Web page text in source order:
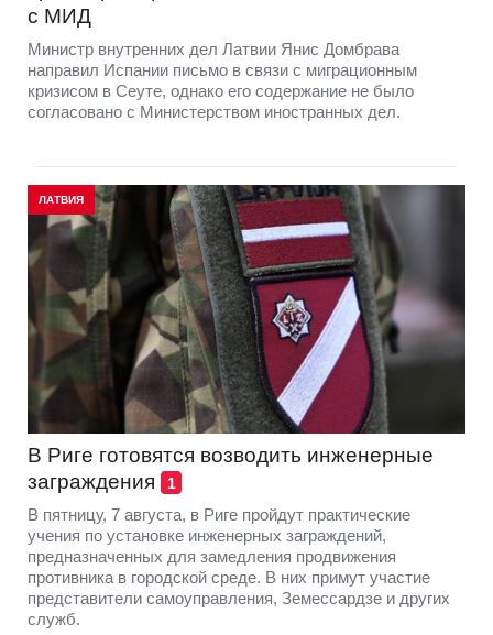
с МИД
Министр внутренних дел Латвии Янис Домбрава
направил Испании письмо в связи с миграционным
кризисом в Сеуте, однако его содержание не было
согласовано с Министерством иностранных дел.
ЛАТВИЯ
В Риге готовятся возводить инженерные
заграждения
1
В пятницу, 7 августа, в Риге пройдут практические
учения по установке инженерных заграждений,
предназначенных для замедления продвижения
противника в городской среде. В них примут участие
представители самоуправления, Земессардзе и других
служб.